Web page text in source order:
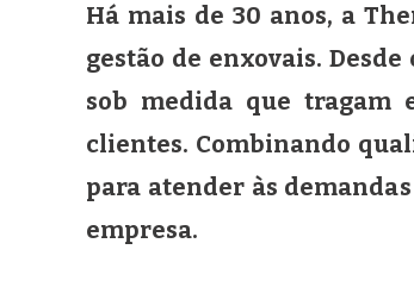
Há mais de 30 anos, a
gestão de enxovais.
sob medida que tragam
clientes. Combinando
para atender às
empresa.